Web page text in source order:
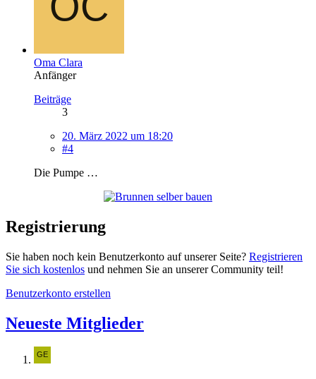
Oma Clara
Anfänger
Beiträge
3
20. März 2022 um 18:20
#4
Die Pumpe …
Registrierung
Sie haben noch kein Benutzerkonto auf unserer Seite? Registrieren
Sie sich kostenlos und nehmen Sie an unserer Community teil!
Benutzerkonto erstellen
Neueste Mitglieder